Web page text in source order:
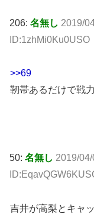
206: 名無し 2019/
ID:1zhMi0Ku0USO
>>69
靭帯あるだけで戦
50: 名無し 2019/
吉井が高梨とキャ